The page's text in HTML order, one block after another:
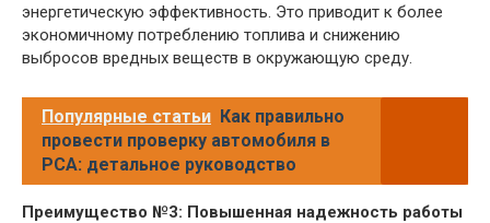
энергетическую эффективность. Это приводит к более
экономичному потреблению топлива и снижению
выбросов вредных веществ в окружающую среду.
Популярные статьи Как правильно
провести проверку автомобиля в
РСА: детальное руководство
Преимущество №3: Повышенная надежность работы